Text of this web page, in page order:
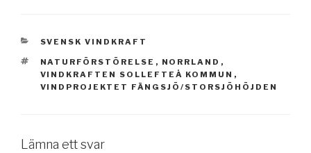
KATEGORIER
SVENSK VINDKRAFT
TAGGAR
NATURFÖRSTÖRELSE , NORRLAND ,
VINDKRAFTEN SOLLEFTEÅ KOMMUN ,
VINDPROJEKTET FÄNGSJÖ/STORSJÖHÖJDEN
Lämna ett svar